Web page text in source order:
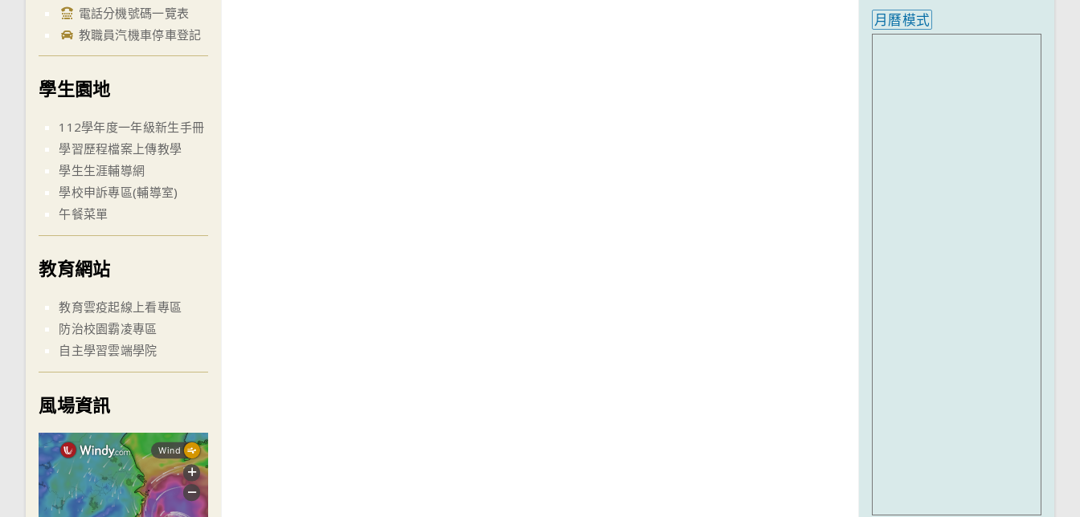
電話分機號碼一覽表
教職員汽機車停車登記
學生園地
112學年度一年級新生手冊
學習歷程檔案上傳教學
學生生涯輔導網
學校申訴專區(輔導室)
午餐菜單
教育網站
教育雲疫起線上看專區
防治校園霸凌專區
自主學習雲端學院
風場資訊
月曆模式